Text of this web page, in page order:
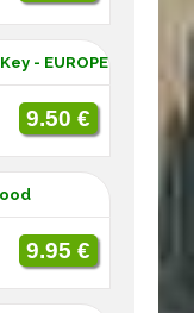
- EUROPE
9.50 €
9.95 €